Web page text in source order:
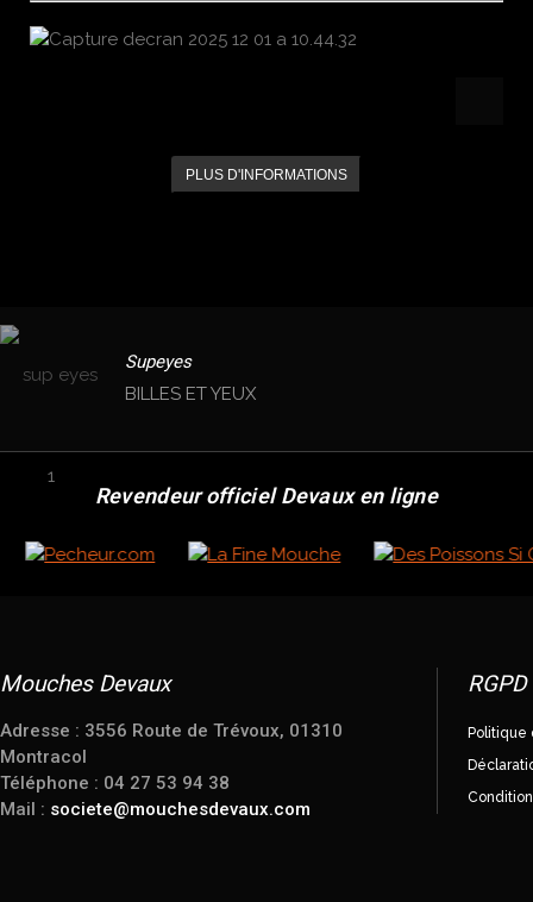
PLUS D'INFORMATIONS
Supeyes
BILLES ET YEUX
Revendeur officiel Devaux en ligne
Mouches Devaux
Adresse : 3556 Route de Trévoux, 01310
Montracol
Téléphone : 04 27 53 94 38
Mail : societe@mouchesdevaux.com
RGPD
Politique